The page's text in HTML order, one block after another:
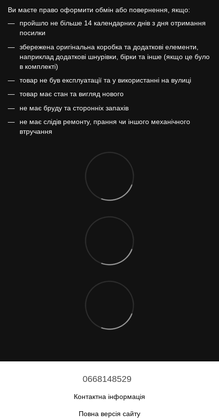
Ви маєте право оформити обмін або повернення, якщо:
пройшло не більше 14 календарних днів з дня отримання
посилки
збережена оригінальна коробка та додаткові елементи,
наприклад додаткові шнурівки, бірки та інше (якщо це було
в комплекті)
товар не був експлуатації та у використанні на вулиці
товар має стан та вигляд нового
не має бруду та сторонніх запахів
не має слідів ремонту, прання чи іншого механічного
втручання
0668148529
Контактна інформація
Повна версія сайту